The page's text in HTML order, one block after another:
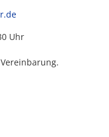
Uhr